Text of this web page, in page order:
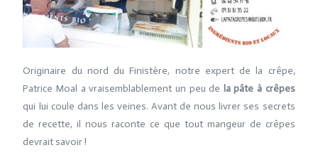
Originaire du nord du Finistère, notre expert de la crêpe,
Patrice Moal a vraisemblablement un peu de la pâte à crêpes
qui lui coule dans les veines. Avant de nous livrer ses secrets
de recette, il nous raconte ce que tout mangeur de crêpes
devrait savoir !